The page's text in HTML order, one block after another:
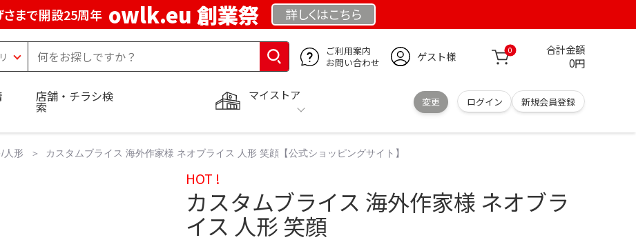
さまで開設25周年 owlk.eu 創業祭 詳しくはこちら
ご利用案内
お問い合わせ
ゲスト様 0 合計金額
0円
マイストア
変更 ログイン 新規会員登録
店舗・チラシ検
索
人形 カスタムブライス 海外作家様 ネオブライス 人形 笑顔【公式ショッピングサイト】
HOT !
カスタムブライス 海外作家様 ネオブラ
イス 人形 笑顔